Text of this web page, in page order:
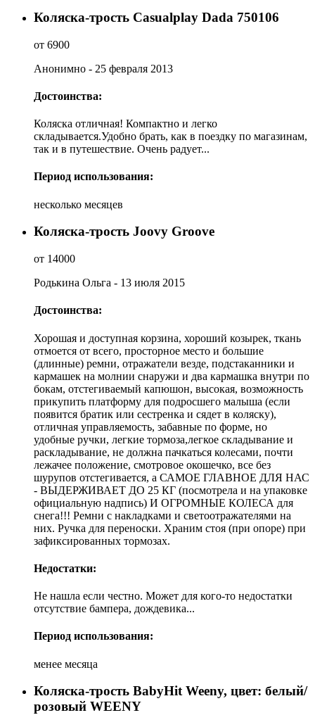
Коляска-трость Casualplay Dada 750106
от 6900
Анонимно - 25 февраля 2013
Достоинства:
Коляска отличная! Компактно и легко
складывается.Удобно брать, как в поездку по магазинам,
так и в путешествие. Очень радует...
Период использования:
несколько месяцев
Коляска-трость Joovy Groove
от 14000
Родькина Ольга - 13 июля 2015
Достоинства:
Хорошая и доступная корзина, хороший козырек, ткань
отмоется от всего, просторное место и большие
(длинные) ремни, отражатели везде, подстаканники и
кармашек на молнии снаружи и два кармашка внутри по
бокам, отстегиваемый капюшон, высокая, возможность
прикупить платформу для подросшего малыша (если
появится братик или сестренка и сядет в коляску),
отличная управляемость, забавные по форме, но
удобные ручки, легкие тормоза,легкое складывание и
раскладывание, не должна пачкаться колесами, почти
лежачее положение, смотровое окошечко, все без
шурупов отстегивается, а САМОЕ ГЛАВНОЕ ДЛЯ НАС
- ВЫДЕРЖИВАЕТ ДО 25 КГ (посмотрела и на упаковке
официальную надпись) И ОГРОМНЫЕ КОЛЕСА для
снега!!! Ремни с накладками и светоотражателями на
них. Ручка для переноски. Храним стоя (при опоре) при
зафиксированных тормозах.
Недостатки:
Не нашла если честно. Может для кого-то недостатки
отсутствие бампера, дождевика...
Период использования:
менее месяца
Коляска-трость BabyHit Weeny, цвет: белый/
розовый WEENY